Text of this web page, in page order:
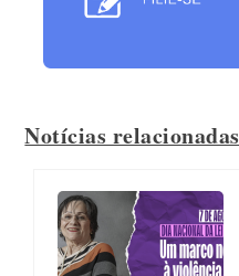
Notícias relacionadas